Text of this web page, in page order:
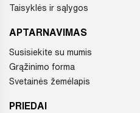
Taisyklės ir sąlygos
APTARNAVIMAS
Susisiekite su mumis
Grąžinimo forma
Svetainės žemėlapis
PRIEDAI